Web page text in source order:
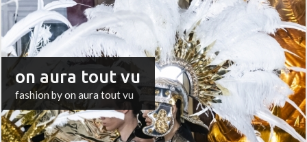
on aura tout vu
fashion by on aura tout vu